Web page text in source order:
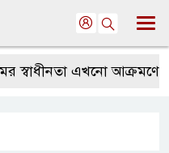
এখনো আক্রমণের